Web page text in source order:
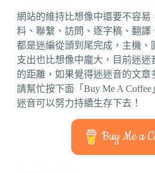
網站的維持比想像中還要不容易
料、聯繫、訪問、逐字稿、翻譯
都是迷編從頭到尾完成，主機、
支出也比想像中龐大，目前迷迷
的距離，如果覺得迷迷音的文章
請幫忙按下面「Buy Me A
迷音可以努力持續生存下去！
Buy Me a